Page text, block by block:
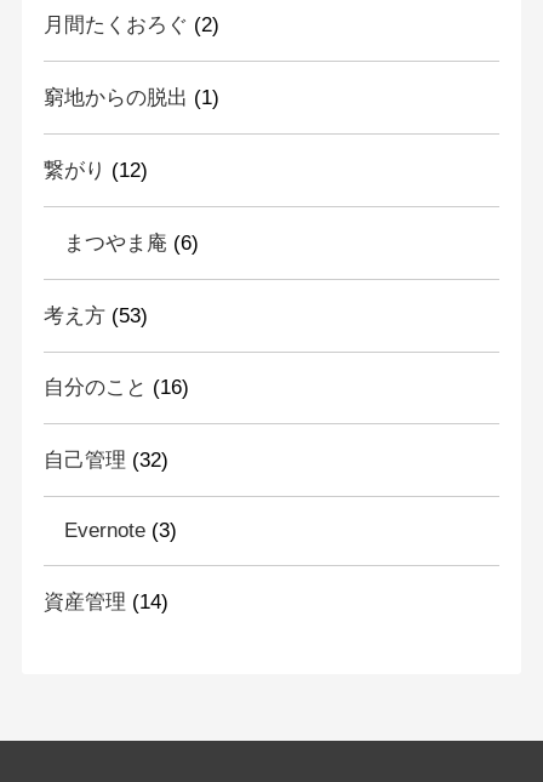
月間たくおろぐ (2)
窮地からの脱出 (1)
繋がり (12)
まつやま庵 (6)
考え方(53)
自分のこと (16)
自己管理 (32)
Evernote(3)
資産管理 (14)